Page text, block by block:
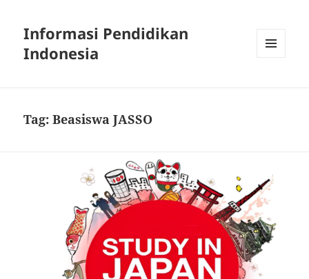
Informasi Pendidikan
Indonesia
Tag:Beasiswa JASSO